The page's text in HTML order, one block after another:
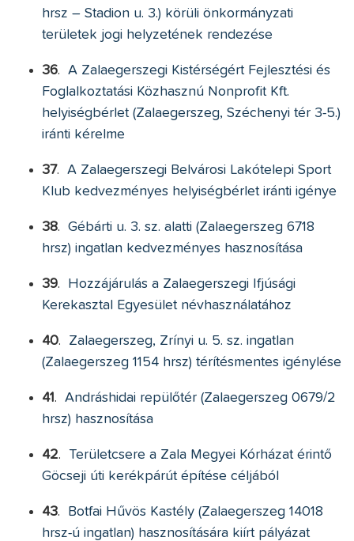
hrsz – Stadion u. 3.) körüli önkormányzati
területek jogi helyzetének rendezése
36.
A Zalaegerszegi Kistérségért Fejlesztési és
Foglalkoztatási Közhasznú Nonprofit Kft.
helyiségbérlet (Zalaegerszeg, Széchenyi tér 3-5.)
iránti kérelme
37.
A Zalaegerszegi Belvárosi Lakótelepi Sport
Klub kedvezményes helyiségbérlet iránti igénye
38.
Gébárti u. 3. sz. alatti (Zalaegerszeg 6718
hrsz) ingatlan kedvezményes hasznosítása
39.
Hozzájárulás a Zalaegerszegi Ifjúsági
Kerekasztal Egyesület névhasználatához
40.
Zalaegerszeg, Zrínyi u. 5. sz. ingatlan
(Zalaegerszeg 1154 hrsz) térítésmentes igénylése
41.
Andráshidai repülőtér (Zalaegerszeg 0679/2
hrsz) hasznosítása
42.
Területcsere a Zala Megyei Kórházat érintő
Göcseji úti kerékpárút építése céljából
43.
Botfai Hűvös Kastély (Zalaegerszeg 14018
hrsz-ú ingatlan) hasznosítására kiírt pályázat